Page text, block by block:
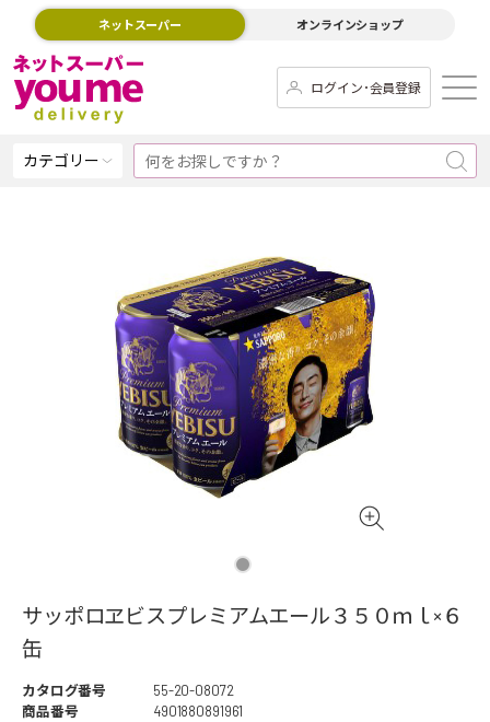
ネットスーパー オンラインショップ
ログイン･会員登録
カテゴリー
サッポロヱビスプレミアムエール３５０ｍｌ×６
缶
カタログ番号
55-20-08072
商品番号
4901880891961